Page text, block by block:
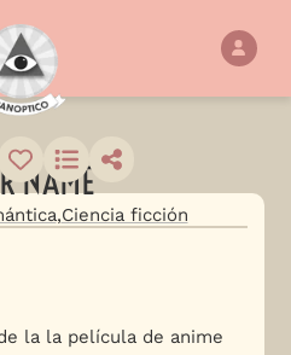
NAME
Ciencia ficción
la la película de anime